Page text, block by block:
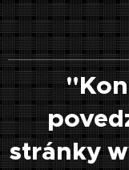
stránky